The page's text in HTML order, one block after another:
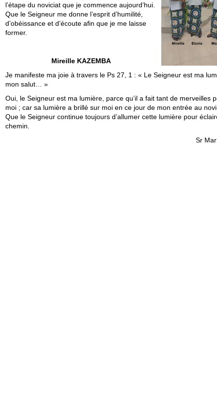
l’étape du noviciat que je commence aujourd’hui.
Que le Seigneur me donne l’esprit d’humilité,
d’obéissance et d’écoute afin que je me laisse
former.
Mireille KAZEMBA
Je manifeste ma joie à travers le Ps 27, 1 : « Le Seigneur est ma
mon salut… »
Oui, le Seigneur est ma lumière, parce qu’il a fait tant de merveilles
moi ; car sa lumière a brillé sur moi en ce jour de mon entrée au
Que le Seigneur continue toujours d’allumer cette lumière pour
chemin.
Sr